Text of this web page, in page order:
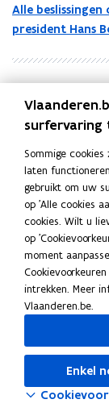
Alle
president Hans
R
2
0
2
6
2
9
0
5
M
.
2
VR 2026
klimaatplan
R
2
0
2
6
2
9
0
5
M
.
2
PDF •
V
R
2
0
2
6
2
9
5
D
VR 2026
klimaatplan
V
R
2
0
2
6
2
9
5
D
PDF •
Naar alle
surfervaring
Sommige
laten
gebruikt om uw
op 'Alle cookies
cookies. Wilt u
op
moment
intrekken. Meer
Vlaanderen.be.
Enkel